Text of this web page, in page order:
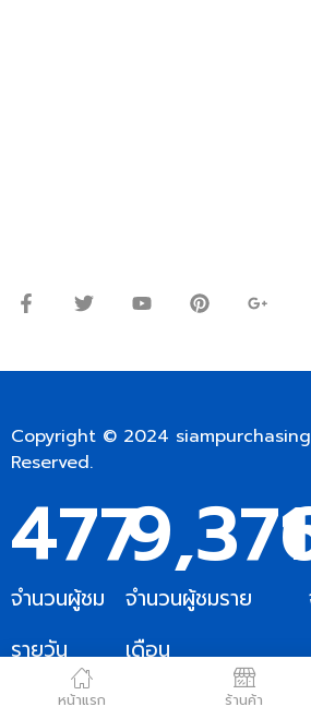
หน้าแรก ร้านค้า
Copyright © 2024
Reserved.
จำนวนผู้ชม
รายวัน
477
จำนวนผู้ชมราย
เดือน